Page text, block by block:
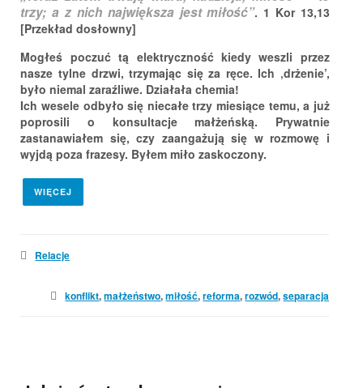
trzy; a z nich największa jest miłość”. 1 Kor 13,13
[Przekład dosłowny]
Mogłeś poczuć tą elektryczność kiedy weszli przez
nasze tylne drzwi, trzymając się za ręce. Ich ‚drżenie’,
było niemal zaraźliwe. Działała chemia!
Ich wesele odbyło się niecałe trzy miesiące temu, a już
poprosili o konsultacje małżeńską. Prywatnie
zastanawiałem się, czy zaangażują się w rozmowę i
wyjdą poza frazesy. Byłem miło zaskoczony.
WIĘCEJ
Relacje
konflikt,małżeństwo,miłość,reforma,rozwód,separacja